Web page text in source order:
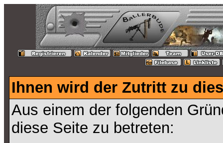
Ihnen wird der Zutritt zu
Aus einem der folgenden
diese Seite zu betreten: